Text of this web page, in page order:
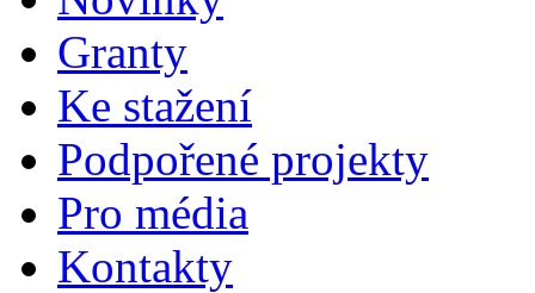
Granty
Ke stažení
Podpořené projekty
Pro média
Kontakty